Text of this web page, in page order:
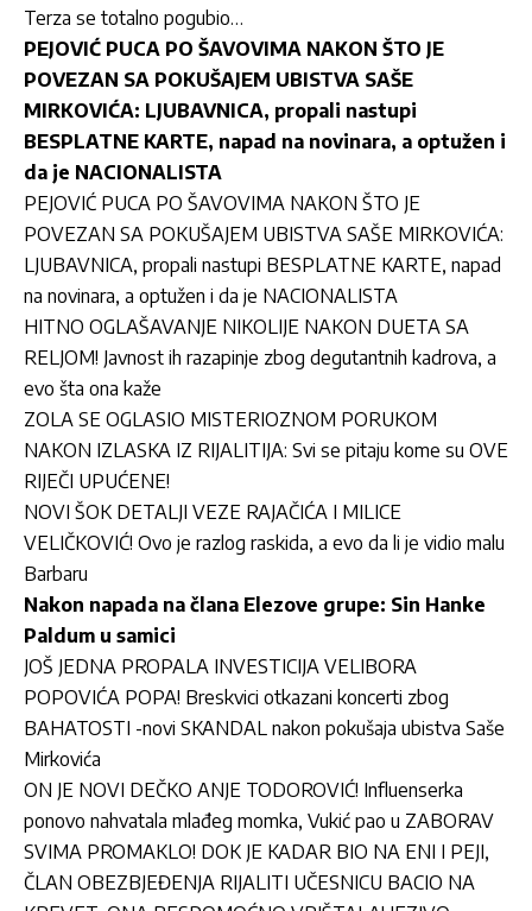
Terza se totalno pogubio…
PEJOVIĆ PUCA PO ŠAVOVIMA NAKON ŠTO JE
POVEZAN SA POKUŠAJEM UBISTVA SAŠE
MIRKOVIĆA: LJUBAVNICA, propali nastupi
BESPLATNE KARTE, napad na novinara, a optužen i
da je NACIONALISTA
PEJOVIĆ PUCA PO ŠAVOVIMA NAKON ŠTO JE
POVEZAN SA POKUŠAJEM UBISTVA SAŠE MIRKOVIĆA:
LJUBAVNICA, propali nastupi BESPLATNE KARTE, napad
na novinara, a optužen i da je NACIONALISTA
HITNO OGLAŠAVANJE NIKOLIJE NAKON DUETA SA
RELJOM! Javnost ih razapinje zbog degutantnih kadrova, a
evo šta ona kaže
ZOLA SE OGLASIO MISTERIOZNOM PORUKOM
NAKON IZLASKA IZ RIJALITIJA: Svi se pitaju kome su OVE
RIJEČI UPUĆENE!
NOVI ŠOK DETALJI VEZE RAJAČIĆA I MILICE
VELIČKOVIĆ! Ovo je razlog raskida, a evo da li je vidio malu
Barbaru
Nakon napada na člana Elezove grupe: Sin Hanke
Paldum u samici
JOŠ JEDNA PROPALA INVESTICIJA VELIBORA
POPOVIĆA POPA! Breskvici otkazani koncerti zbog
BAHATOSTI -novi SKANDAL nakon pokušaja ubistva Saše
Mirkovića
ON JE NOVI DEČKO ANJE TODOROVIĆ! Influenserka
ponovo nahvatala mlađeg momka, Vukić pao u ZABORAV
SVIMA PROMAKLO! DOK JE KADAR BIO NA ENI I PEJI,
ČLAN OBEZBJEĐENJA RIJALITI UČESNICU BACIO NA